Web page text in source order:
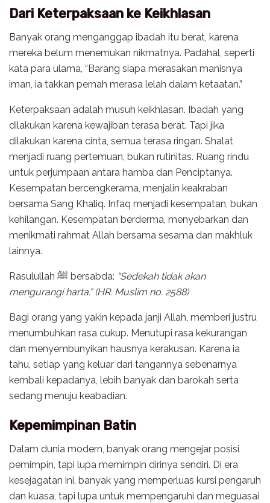
Dari Keterpaksaan ke Keikhlasan
Banyak orang menganggap ibadah itu berat, karena
mereka belum menemukan nikmatnya. Padahal, seperti
kata para ulama, “Barang siapa merasakan manisnya
iman, ia takkan pernah merasa lelah dalam ketaatan.”
Keterpaksaan adalah musuh keikhlasan. Ibadah yang
dilakukan karena kewajiban terasa berat. Tapi jika
dilakukan karena cinta, semua terasa ringan. Shalat
menjadi ruang pertemuan, bukan rutinitas. Ruang rindu
untuk perjumpaan antara hamba dan Penciptanya.
Kesempatan bercengkerama, menjalin keakraban
bersama Sang Khaliq. Infaq menjadi kesempatan, bukan
kehilangan. Kesempatan berderma, menyebarkan dan
menikmati rahmat Allah bersama sesama dan makhluk
lainnya.
Rasulullah ﷺ bersabda: “Sedekah tidak akan
mengurangi harta.” (HR. Muslim no. 2588)
Bagi orang yang yakin kepada janji Allah, memberi justru
menumbuhkan rasa cukup. Menutupi rasa kekurangan
dan menyembunyikan hausnya kerakusan. Karena ia
tahu, setiap yang keluar dari tangannya sebenarnya
kembali kepadanya, lebih banyak dan barokah serta
sedang menuju keabadian.
Kepemimpinan Batin
Dalam dunia modern, banyak orang mengejar posisi
pemimpin, tapi lupa memimpin dirinya sendiri. Di era
kesejagatan ini, banyak yang memperluas kursi pengaruh
dan kuasa, tapi lupa untuk mempengaruhi dan meguasai